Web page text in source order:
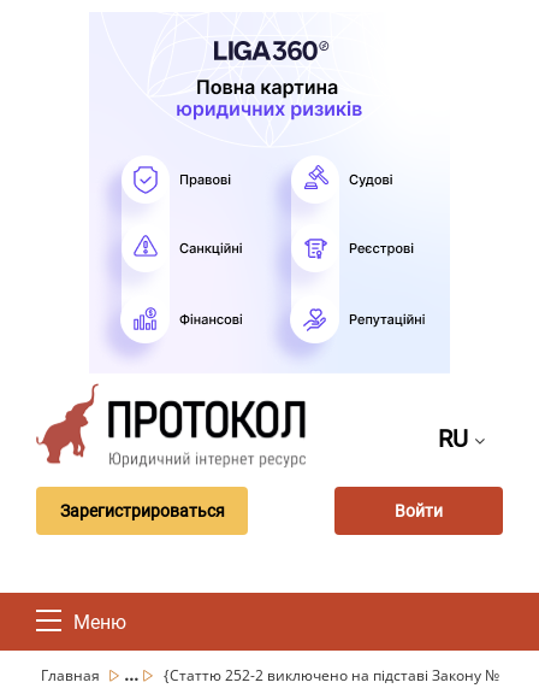
RU
Зарегистрироваться Войти
Меню
Главная ...
{Статтю 252-2 виключено на підставі Закону №